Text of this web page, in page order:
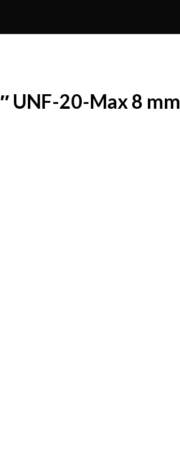
UNF-20-Max 8 mm